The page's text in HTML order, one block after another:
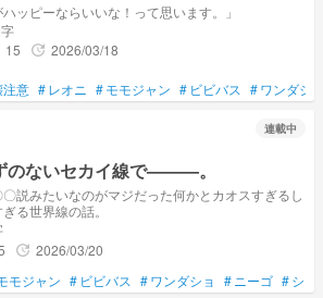
ハッピーならいいな！って思います。」
15 update 2026/03/18
注意 #レオニ #モモジャン # ビビバス #ワンダシ
連載中
のないセカイ線で———。
説みたいなのがマジだった何かとカオスすぎるし
る世界線の話。
update 2026/03/20
モジャン # ビビバス #ワンダショ #ニーゴ #シリ